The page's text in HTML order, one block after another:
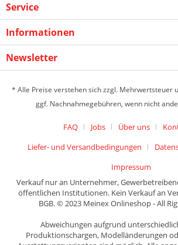
Service
Informationen
Newsletter
* Alle Preise verstehen sich zzgl. Mehrwertsteuer
ggf. Nachnahmegebühren, wenn nicht
FAQ Jobs Über uns
Liefer- und Versandbedingungen
Impressum
Verkauf nur an Unternehmer,
öffentlichen Institutionen. Kein Verkauf an
BGB. © 2023 Meinex Onlineshop - All
Abweichungen aufgrund
Produktionschargen, Modelländerungen